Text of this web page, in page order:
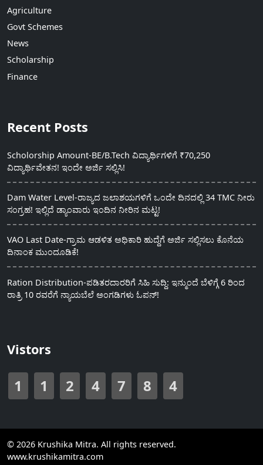
Agriculture
Govt Schemes
News
Scholarship
Finance
Recent Posts
Scholorship Amount-BE/B.Tech ವಿದ್ಯಾರ್ಥಿಗಳಿಗೆ ₹70,250
ವಿದ್ಯಾರ್ಥಿವೇತನ! ಇಂದೇ ಅರ್ಜಿ ಸಲ್ಲಿಸಿ!
Dam Water Level-ರಾಜ್ಯದ ಜಲಾಶಯಗಳಿಗೆ ಒಂದೇ ದಿನದಲ್ಲಿ 34 TMC ನೀರು
ಸಂಗ್ರಹ! ಇಲ್ಲಿದೆ ಡ್ಯಾಂವಾರು ಇಂದಿನ ನೀರಿನ ಮಟ್ಟ!
VAO Last Date-ಗ್ರಾಮ ಆಡಳಿತ ಅಧಿಕಾರಿ ಹುದ್ದೆಗೆ ಅರ್ಜಿ ಸಲ್ಲಿಸಲು ಕೊನೆಯ
ದಿನಾಂಕ ಮುಂದೂಡಿಕೆ!
Ration Distribution-ಪಡಿತರದಾರರಿಗೆ ಸಿಹಿ ಸುದ್ದಿ: ಇನ್ಮುಂದೆ ಬೆಳಿಗ್ಗೆ 6 ರಿಂದ
ರಾತ್ರಿ 10 ರವರೆಗೆ ನ್ಯಾಯಬೆಲೆ ಅಂಗಡಿಗಳು ಓಪನ್!
Vistors
1 1 2 4 7 8 4
© 2026 Krushika Mitra. All rights reserved.
www.krushikamitra.com